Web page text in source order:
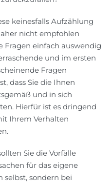
keinesfalls Aufzählung
nicht empfohlen
Fragen einfach auswendig
und im ersten
Fragen
dass Sie die Ihnen
und in sich
Hierfür ist es dringend
Ihrem Verhalten
Sie die Vorfälle
für das eigene
selbst, sondern bei